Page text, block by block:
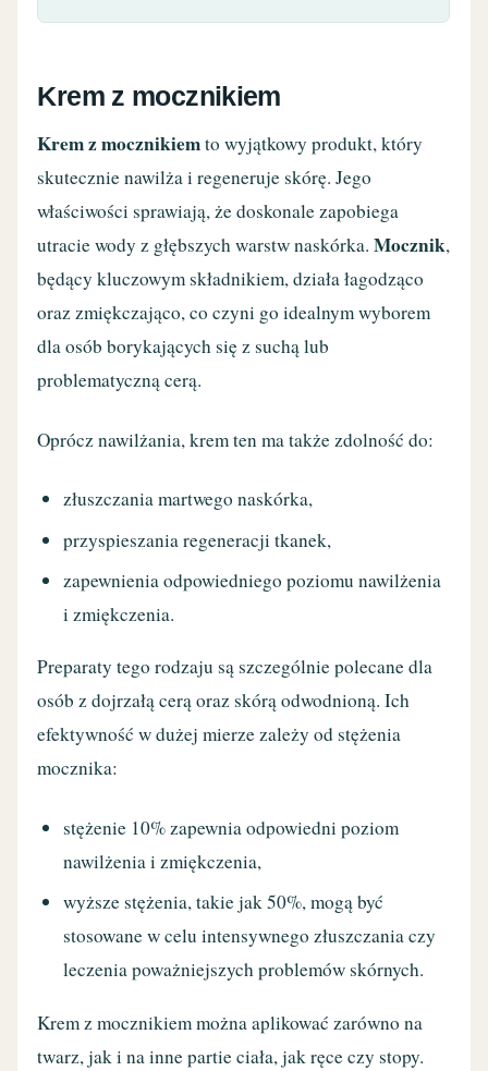
Krem z mocznikiem
Krem z mocznikiemto wyjątkowy produkt, który
skutecznie nawilża i regeneruje skórę. Jego
właściwości sprawiają, że doskonale zapobiega
utracie wody z głębszych warstw naskórka.Mocznik,
będący kluczowym składnikiem, działa łagodząco
oraz zmiękczająco, co czyni go idealnym wyborem
dla osób borykających się z suchą lub
problematyczną cerą.
Oprócz nawilżania, krem ten ma także zdolność do:
złuszczania martwego naskórka,
przyspieszania regeneracji tkanek,
zapewnienia odpowiedniego poziomu nawilżenia
i zmiękczenia.
Preparaty tego rodzaju są szczególnie polecane dla
osób z dojrzałą cerą oraz skórą odwodnioną. Ich
efektywność w dużej mierze zależy od stężenia
mocznika:
stężenie 10% zapewnia odpowiedni poziom
nawilżenia i zmiękczenia,
wyższe stężenia, takie jak 50%, mogą być
stosowane w celu intensywnego złuszczania czy
leczenia poważniejszych problemów skórnych.
Krem z mocznikiem można aplikować zarówno na
twarz, jak i na inne partie ciała, jak ręce czy stopy.